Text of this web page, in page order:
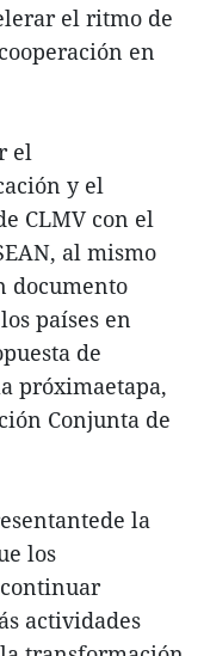
el ritmo de
en
el
y el
CLMV con el
al mismo
documento
países en
de
próximaetapa,
Conjunta de
la
los
actividades